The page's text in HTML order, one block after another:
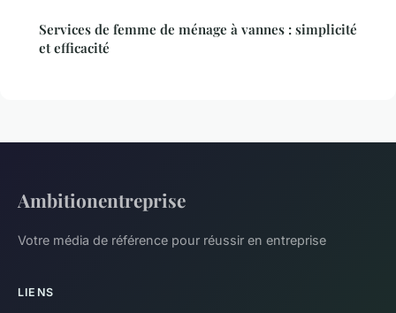
Services de femme de ménage à vannes : simplicité
et efficacité
Ambitionentreprise
Votre média de référence pour réussir en entreprise
LIENS